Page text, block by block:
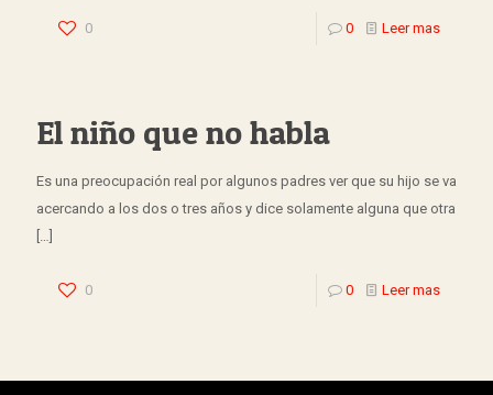
0 0 Leer mas
El niño que no habla
Es una preocupación real por algunos padres ver que su hijo se va
acercando a los dos o tres años y dice solamente alguna que otra
[…]
0 0 Leer mas